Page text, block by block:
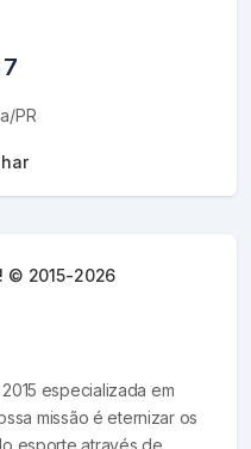
/PR
© 2015-2026
especializada em
esporte através de